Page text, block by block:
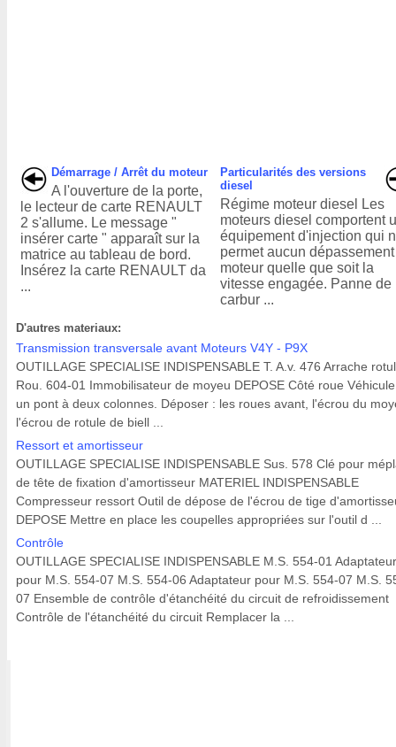
Démarrage / Arrêt du moteur
A l'ouverture de la porte,
le lecteur de carte RENAULT
2 s'allume. Le message "
insérer carte " apparaît sur la
matrice au tableau de bord.
Insérez la carte RENAULT da
...
Particularités des versions
diesel
Régime moteur diesel Les
moteurs diesel comportent
équipement d'injection qui
permet aucun dépassement
moteur quelle que soit la
vitesse engagée. Panne de
carbur ...
D'autres materiaux:
Transmission transversale avant Moteurs V4Y - P9X
OUTILLAGE SPECIALISE INDISPENSABLE T. A.v. 476 Arrache
Rou. 604-01 Immobilisateur de moyeu DEPOSE Côté roue
un pont à deux colonnes. Déposer : les roues avant, l'écrou du
l'écrou de rotule de biell ...
Ressort et amortisseur
OUTILLAGE SPECIALISE INDISPENSABLE Sus. 578 Clé pour
de tête de fixation d'amortisseur MATERIEL INDISPENSABLE
Compresseur ressort Outil de dépose de l'écrou de tige
DEPOSE Mettre en place les coupelles appropriées sur l'outil d ...
Contrôle
OUTILLAGE SPECIALISE INDISPENSABLE M.S. 554-01 Adaptateur
pour M.S. 554-07 M.S. 554-06 Adaptateur pour M.S. 554-07 M.S.
07 Ensemble de contrôle d'étanchéité du circuit de refroidissement
Contrôle de l'étanchéité du circuit Remplacer la ...